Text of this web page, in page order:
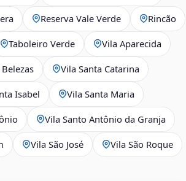
Reserva Vale Verde Rincão
Taboleiro Verde Vila Aparecida
Vila Santa Catarina
Isabel Vila Santa Maria
Vila Santo Antônio da Granja
Vila São José Vila São Roque